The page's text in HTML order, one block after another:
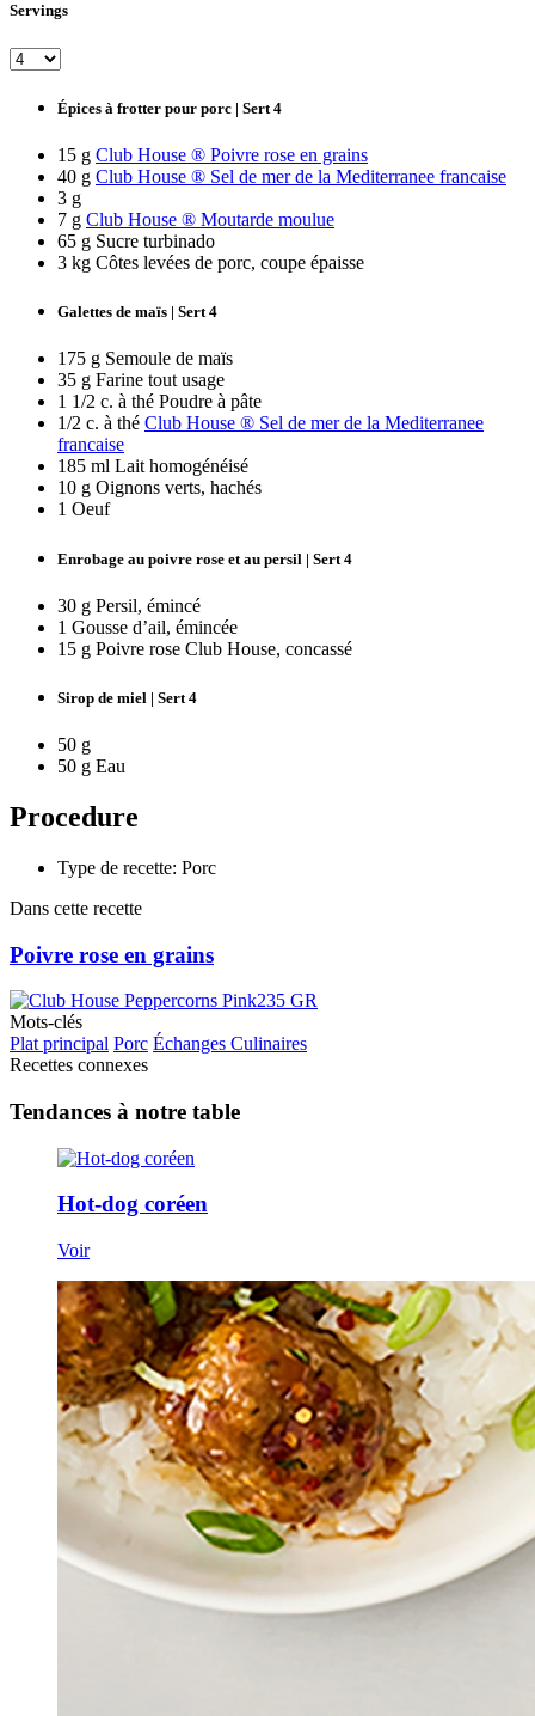
Servings
Épices à frotter pour porc | Sert 4
15 g Club House ® Poivre rose en grains
40 g Club House ® Sel de mer de la Mediterranee francaise
3 g
7 g Club House ® Moutarde moulue
65 g Sucre turbinado
3 kg Côtes levées de porc, coupe épaisse
Galettes de maïs | Sert 4
175 g Semoule de maïs
35 g Farine tout usage
1 1/2 c. à thé Poudre à pâte
1/2 c. à thé Club House ® Sel de mer de la Mediterranee
francaise
185 ml Lait homogénéisé
10 g Oignons verts, hachés
1 Oeuf
Enrobage au poivre rose et au persil | Sert 4
30 g Persil, émincé
1 Gousse d’ail, émincée
15 g Poivre rose Club House, concassé
Sirop de miel | Sert 4
50 g
50 g Eau
Procedure
Type de recette: Porc
Dans cette recette
Poivre rose en grains
Mots-clés
Plat principal Porc Échanges Culinaires
Recettes connexes
Tendances à notre table
Hot-dog coréen
Voir